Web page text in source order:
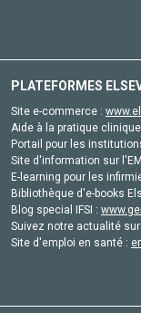
PLATEFORMES
Site e-commerce :
Aide à la pratique
Portail pour les
Site d'information sur
E-learning pour les
Bibliothèque d'e-books
Blog special IFSI :
Suivez notre actualité
Site d'emploi en santé :